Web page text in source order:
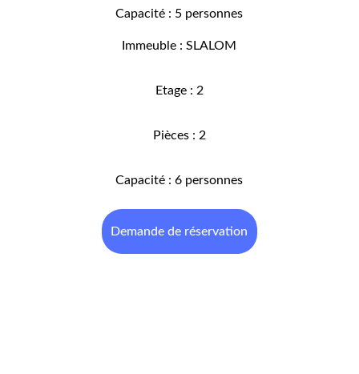
Demande de réservation
Capacité : 5 personnes
Immeuble : SLALOM
Etage : 2
Pièces : 2
Capacité : 6 personnes